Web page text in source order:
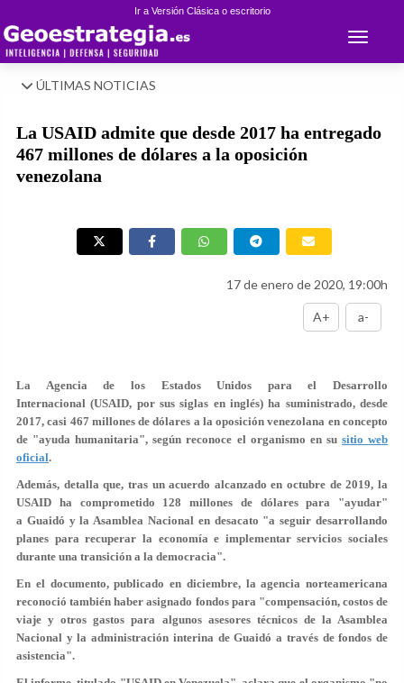
Ir a Versión Clásica o escritorio
Toggle
ÚLTIMAS NOTICIAS
La USAID admite que desde 2017 ha entregado
467 millones de dólares a la oposición
venezolana
17 de enero de 2020, 19:00h
A+ a-
La Agencia de los Estados Unidos para el Desarrollo
Internacional (USAID, por sus siglas en inglés) ha suministrado, desde
2017, casi 467 millones de dólares a la oposición venezolana en concepto
de "ayuda humanitaria", según reconoce el organismo en su sitio web
oficial.
Además, detalla que, tras un acuerdo alcanzado en octubre de 2019, la
USAID ha comprometido 128 millones de dólares para "ayudar"
a Guaidó y la Asamblea Nacional en desacato "aseguir desarrollando
planes para recuperar la economía e implementar servicios sociales
durante una transición a la democracia".
En el documento, publicado en diciembre, la agencia norteamericana
reconoció también haber asignado fondos para "compensación, costos de
viaje y otros gastos para algunos asesores técnicos de la Asamblea
Nacional y la administración interina de Guaidó a través de fondos de
asistencia".